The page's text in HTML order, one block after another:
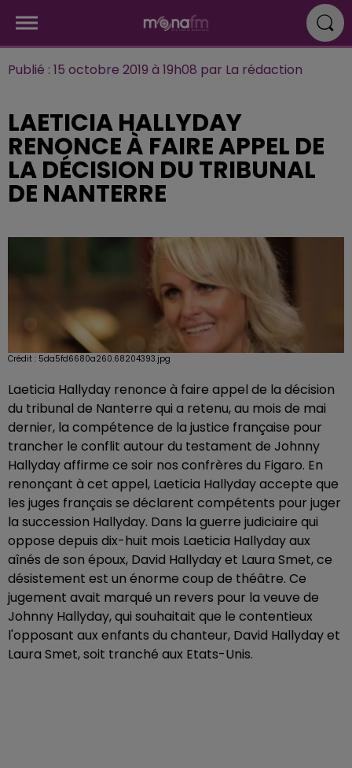
Publié : 15 octobre 2019 à 19h08 par La rédaction
LAETICIA HALLYDAY
RENONCE À FAIRE APPEL DE
LA DÉCISION DU TRIBUNAL
DE NANTERRE
Crédit : 5da5fd6680a260.68204393.jpg
Laeticia Hallyday renonce à faire appel de la décision
du tribunal de Nanterre qui a retenu, au mois de mai
dernier, la compétence de la justice française pour
trancher le conflit autour du testament de Johnny
Hallyday affirme ce soir nos confrères du Figaro. En
renonçant à cet appel, Laeticia Hallyday accepte que
les juges français se déclarent compétents pour juger
la succession Hallyday. Dans la guerre judiciaire qui
oppose depuis dix-huit mois Laeticia Hallyday aux
aînés de son époux, David Hallyday et Laura Smet, ce
désistement est un énorme coup de théâtre. Ce
jugement avait marqué un revers pour la veuve de
Johnny Hallyday, qui souhaitait que le contentieux
l'opposant aux enfants du chanteur, David Hallyday et
Laura Smet, soit tranché aux Etats-Unis.